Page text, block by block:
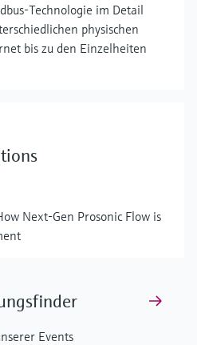
Technologie im Detail
physischen
bis zu den Einzelheiten
Next-Gen Prosonic Flow is
Events